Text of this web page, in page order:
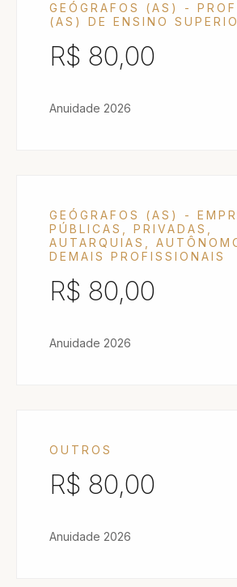
GEÓGRAFOS (AS) -
(AS) DE ENSINO
R$ 80,00
Anuidade 2026
GEÓGRAFOS (AS) -
PÚBLICAS, PRIVADAS,
AUTARQUIAS,
DEMAIS PROFISSIONAIS
R$ 80,00
Anuidade 2026
OUTROS
R$ 80,00
Anuidade 2026